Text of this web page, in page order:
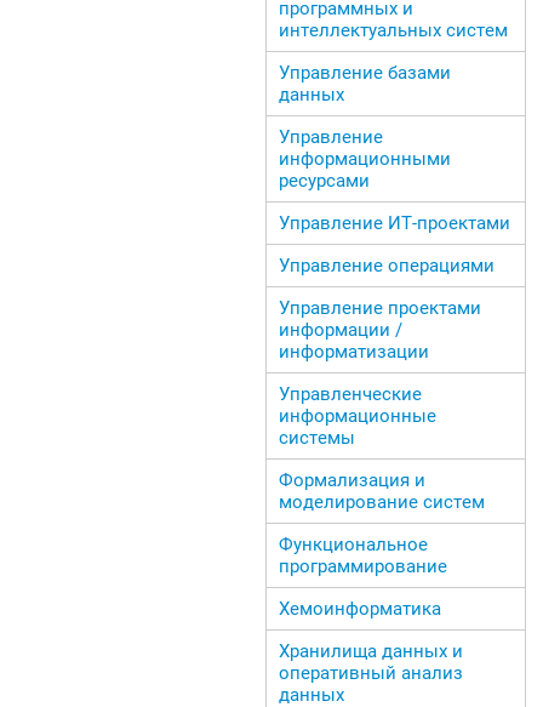
программных и
интеллектуальных систем
Управление базами
данных
Управление
информационными
ресурсами
Управление ИТ-проектами
Управление операциями
Управление проектами
информации /
информатизации
Управленческие
информационные
системы
Формализация и
моделирование систем
Функциональное
программирование
Хемоинформатика
Хранилища данных и
оперативный анализ
данных